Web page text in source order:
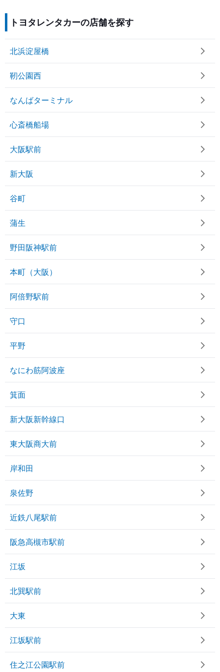
トヨタレンタカーの店舗を探す
北浜淀屋橋
靭公園西
なんばターミナル
心斎橋船場
大阪駅前
新大阪
谷町
蒲生
野田阪神駅前
本町（大阪）
阿倍野駅前
守口
平野
なにわ筋阿波座
箕面
新大阪新幹線口
東大阪商大前
岸和田
泉佐野
近鉄八尾駅前
阪急高槻市駅前
江坂
北巽駅前
大東
江坂駅前
住之江公園駅前